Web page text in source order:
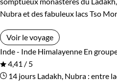
Nubra et des fabuleux lacs Tso
Voir le voyage
Inde - Inde Himalayenne En
4,41 / 5
14 jours Ladakh, Nubra : entre